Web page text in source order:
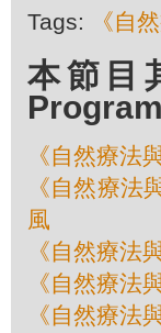
Tags: 《自
本節目
Program
《自然療法
《自然療法
風
《自然療法
《自然療法
《自然療法